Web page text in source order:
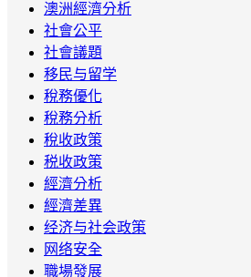
澳洲經濟分析
社會公平
社會議題
移民与留学
稅務優化
稅務分析
稅收政策
税收政策
經濟分析
經濟差異
经济与社会政策
网络安全
職場發展